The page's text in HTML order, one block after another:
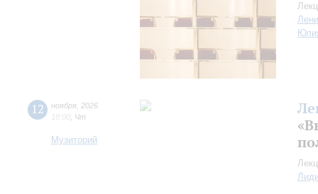
12 ноября 2026
18:00 Чт
Музиторий